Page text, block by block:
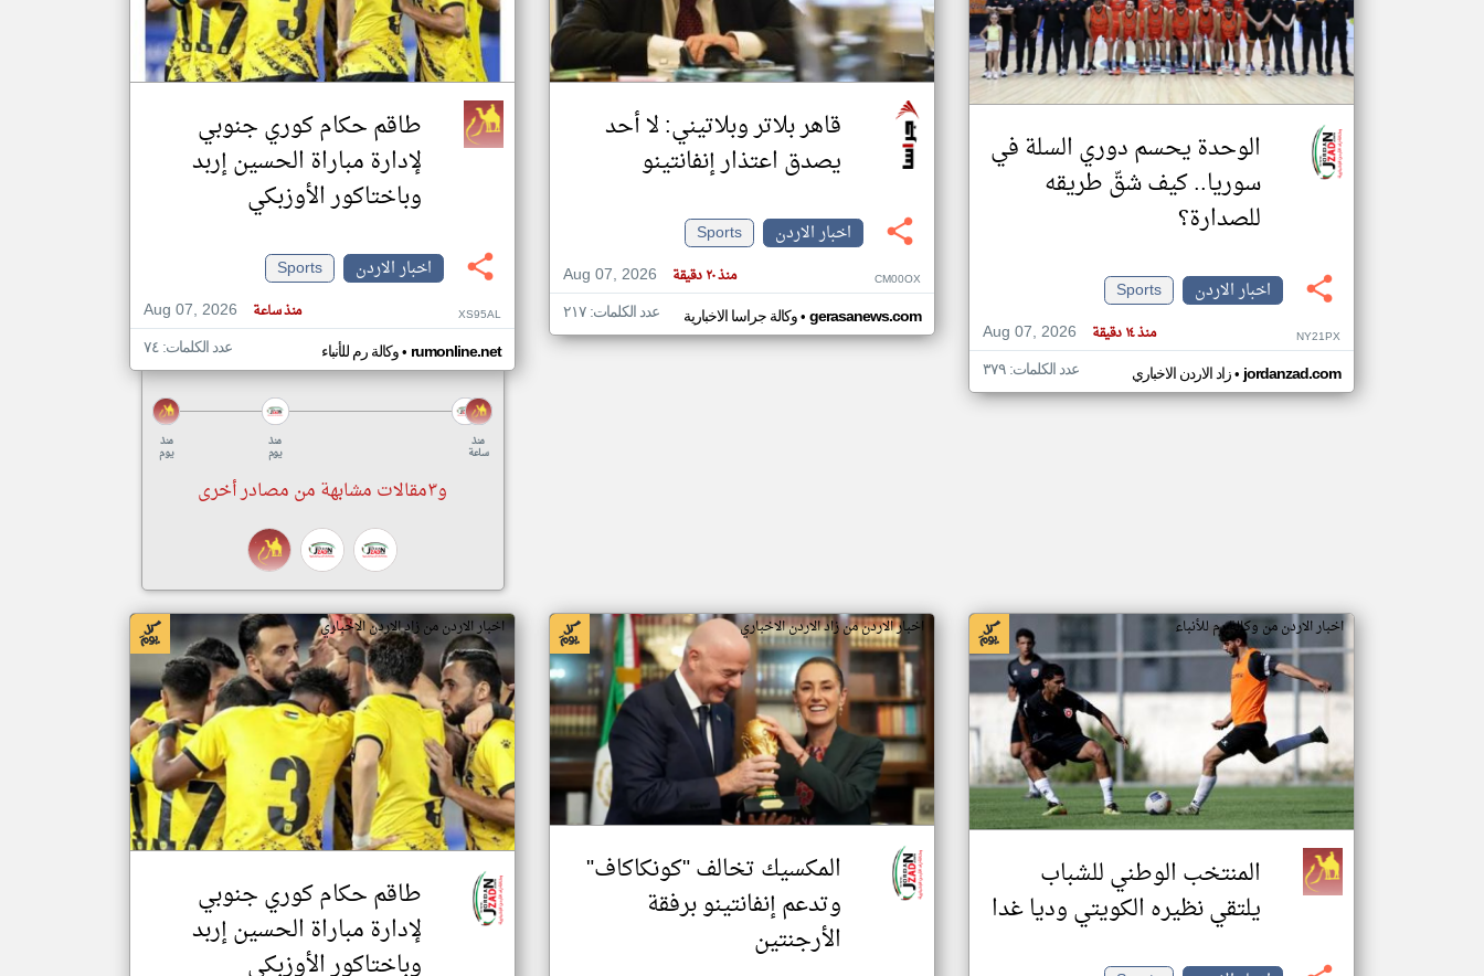
تغيير الدولة
اخبار الاردن على مدار الساعة
أهم اخبار الاردن العاجلة والمباشرة
الوحدة يحسم دوري السلة في
سوريا.. كيف شقّ طريقه
للصدارة؟
اخبار الاردن
Sports
Aug 07, 2026
منذ ١٤ دقيقة NY21PX
زاد الاردن الاخباري•jordanzad.com عدد الكلمات: ٣٧٩
قاهر بلاتر وبلاتيني: لا أحد
يصدق اعتذار إنفانتينو
اخبار الاردن
Sports
Aug 07, 2026
منذ ٢٠ دقيقة CM00OX
وكالة جراسا الاخبارية• gerasanews.com عدد الكلمات: ٢١٧
طاقم حكام كوري جنوبي
لإدارة مباراة الحسين إربد
وباختاكور الأوزبكي
اخبار الاردن
Sports
Aug 07, 2026
منذ ساعة XS95AL
وكالة رم للأنباء• rumonline.net عدد الكلمات: ٧٤
منذ
يوم
منذ
يوم
منذ
ساعة
و٣مقالات مشابهة من مصادر أخرى
اخبار الاردن من وكالة رم للأنباء
المنتخب الوطني للشباب
يلتقي نظيره الكويتي وديا غدا
اخبار الاردن من زاد الاردن الاخباري
المكسيك تخالف "كونكاكاف"
وتدعم إنفانتينو برفقة
الأرجنتين
اخبار الاردن من زاد الاردن الاخباري
طاقم حكام كوري جنوبي
لإدارة مباراة الحسين إربد
وباختاكور الأوزبكي
klyoum.com